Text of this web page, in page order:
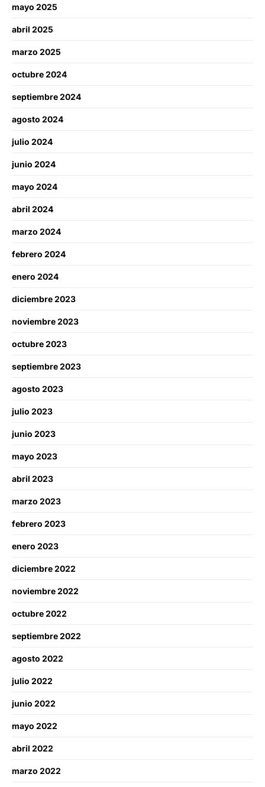
mayo 2025
abril 2025
marzo 2025
octubre 2024
septiembre 2024
agosto 2024
julio 2024
junio 2024
mayo 2024
abril 2024
marzo 2024
febrero 2024
enero 2024
diciembre 2023
noviembre 2023
octubre 2023
septiembre 2023
agosto 2023
julio 2023
junio 2023
mayo 2023
abril 2023
marzo 2023
febrero 2023
enero 2023
diciembre 2022
noviembre 2022
octubre 2022
septiembre 2022
agosto 2022
julio 2022
junio 2022
mayo 2022
abril 2022
marzo 2022